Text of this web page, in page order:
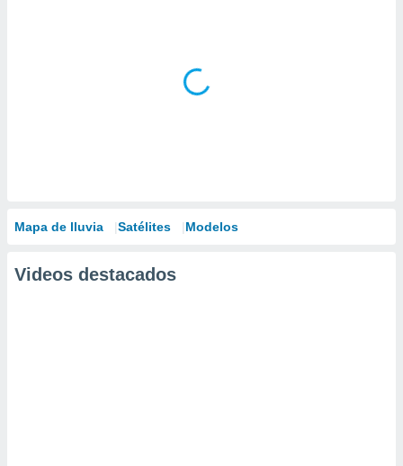
Mapa de lluvia Satélites Modelos
Videos destacados